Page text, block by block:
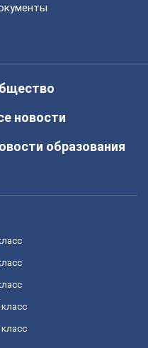
новости
образования
класс
класс